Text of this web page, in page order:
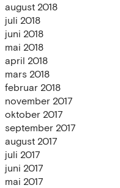
august 2018
juli 2018
juni 2018
mai 2018
april 2018
mars 2018
februar 2018
november 2017
oktober 2017
september 2017
august 2017
juli 2017
juni 2017
mai 2017